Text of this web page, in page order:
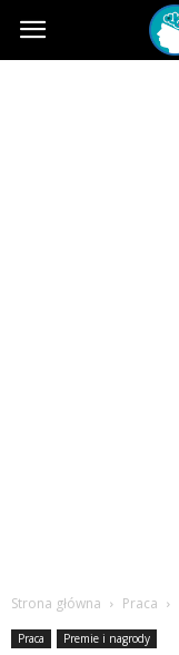
7dak.pl
Strona główna Praca
Praca Premie i nagrody